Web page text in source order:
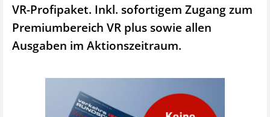
VR-Profipaket. Inkl. sofortigem Zugang zum
Premiumbereich VR plus sowie allen
Ausgaben im Aktionszeitraum.